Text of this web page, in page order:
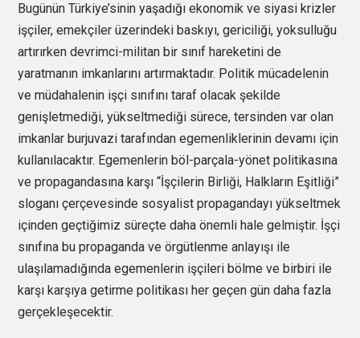
Bugünün Türkiye’sinin yaşadığı ekonomik ve siyasi krizler
işçiler, emekçiler üzerindeki baskıyı, gericiliği, yoksulluğu
artırırken devrimci-militan bir sınıf hareketini de
yaratmanın imkanlarını artırmaktadır. Politik mücadelenin
ve müdahalenin işçi sınıfını taraf olacak şekilde
genişletmediği, yükseltmediği sürece, tersinden var olan
imkanlar burjuvazi tarafından egemenliklerinin devamı için
kullanılacaktır. Egemenlerin böl-parçala-yönet politikasına
ve propagandasına karşı “İşçilerin Birliği, Halkların Eşitliği”
sloganı çerçevesinde sosyalist propagandayı yükseltmek
içinden geçtiğimiz süreçte daha önemli hale gelmiştir. İşçi
sınıfına bu propaganda ve örgütlenme anlayışı ile
ulaşılamadığında egemenlerin işçileri bölme ve birbiri ile
karşı karşıya getirme politikası her geçen gün daha fazla
gerçekleşecektir.